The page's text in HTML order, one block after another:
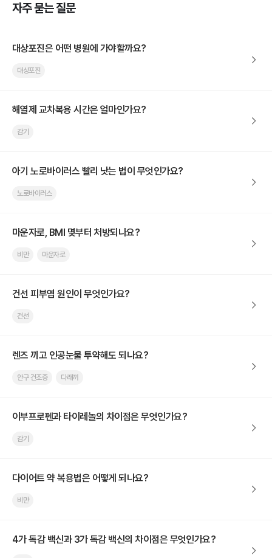
자주 묻는 질문
대상포진은 어떤 병원에 가야할까요?
대상포진
해열제 교차복용 시간은 얼마인가요?
감기
아기 노로바이러스 빨리 낫는 법이 무엇인가요?
노로바이러스
마운자로, BMI 몇부터 처방되나요?
비만 마운자로
건선 피부염 원인이 무엇인가요?
건선
렌즈 끼고 인공눈물 투약해도 되나요?
안구 건조증 다래끼
이부프로펜과 타이레놀의 차이점은 무엇인가요?
감기
다이어트 약 복용법은 어떻게 되나요?
비만
4가 독감 백신과 3가 독감 백신의 차이점은 무엇인가요?